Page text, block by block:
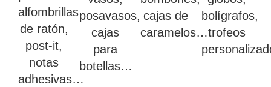
alfombrillas
de ratón,
post-it,
notas
adhesivas…
posavasos,
cajas
para
botellas…
cajas de
caramelos…
bolígrafos,
trofeos